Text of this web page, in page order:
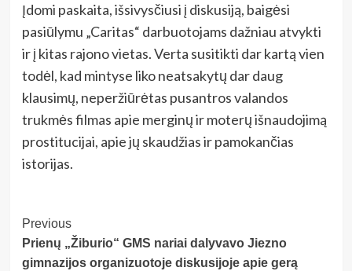
Įdomi paskaita, išsivysčiusi į diskusiją, baigėsi
pasiūlymu „Caritas“ darbuotojams dažniau atvykti
ir į kitas rajono vietas. Verta susitikti dar kartą vien
todėl, kad mintyse liko neatsakytų dar daug
klausimų, neperžiūrėtas pusantros valandos
trukmės filmas apie merginų ir moterų išnaudojimą
prostitucijai, apie jų skaudžias ir pamokančias
istorijas.
Post
Navigation
Previous
Prienų „Žiburio“ GMS nariai dalyvavo Jiezno
gimnazijos organizuotoje diskusijoje apie gerą